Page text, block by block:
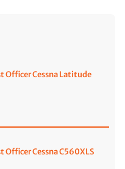
Officer Cessna Latitude
Officer Cessna C560XLS